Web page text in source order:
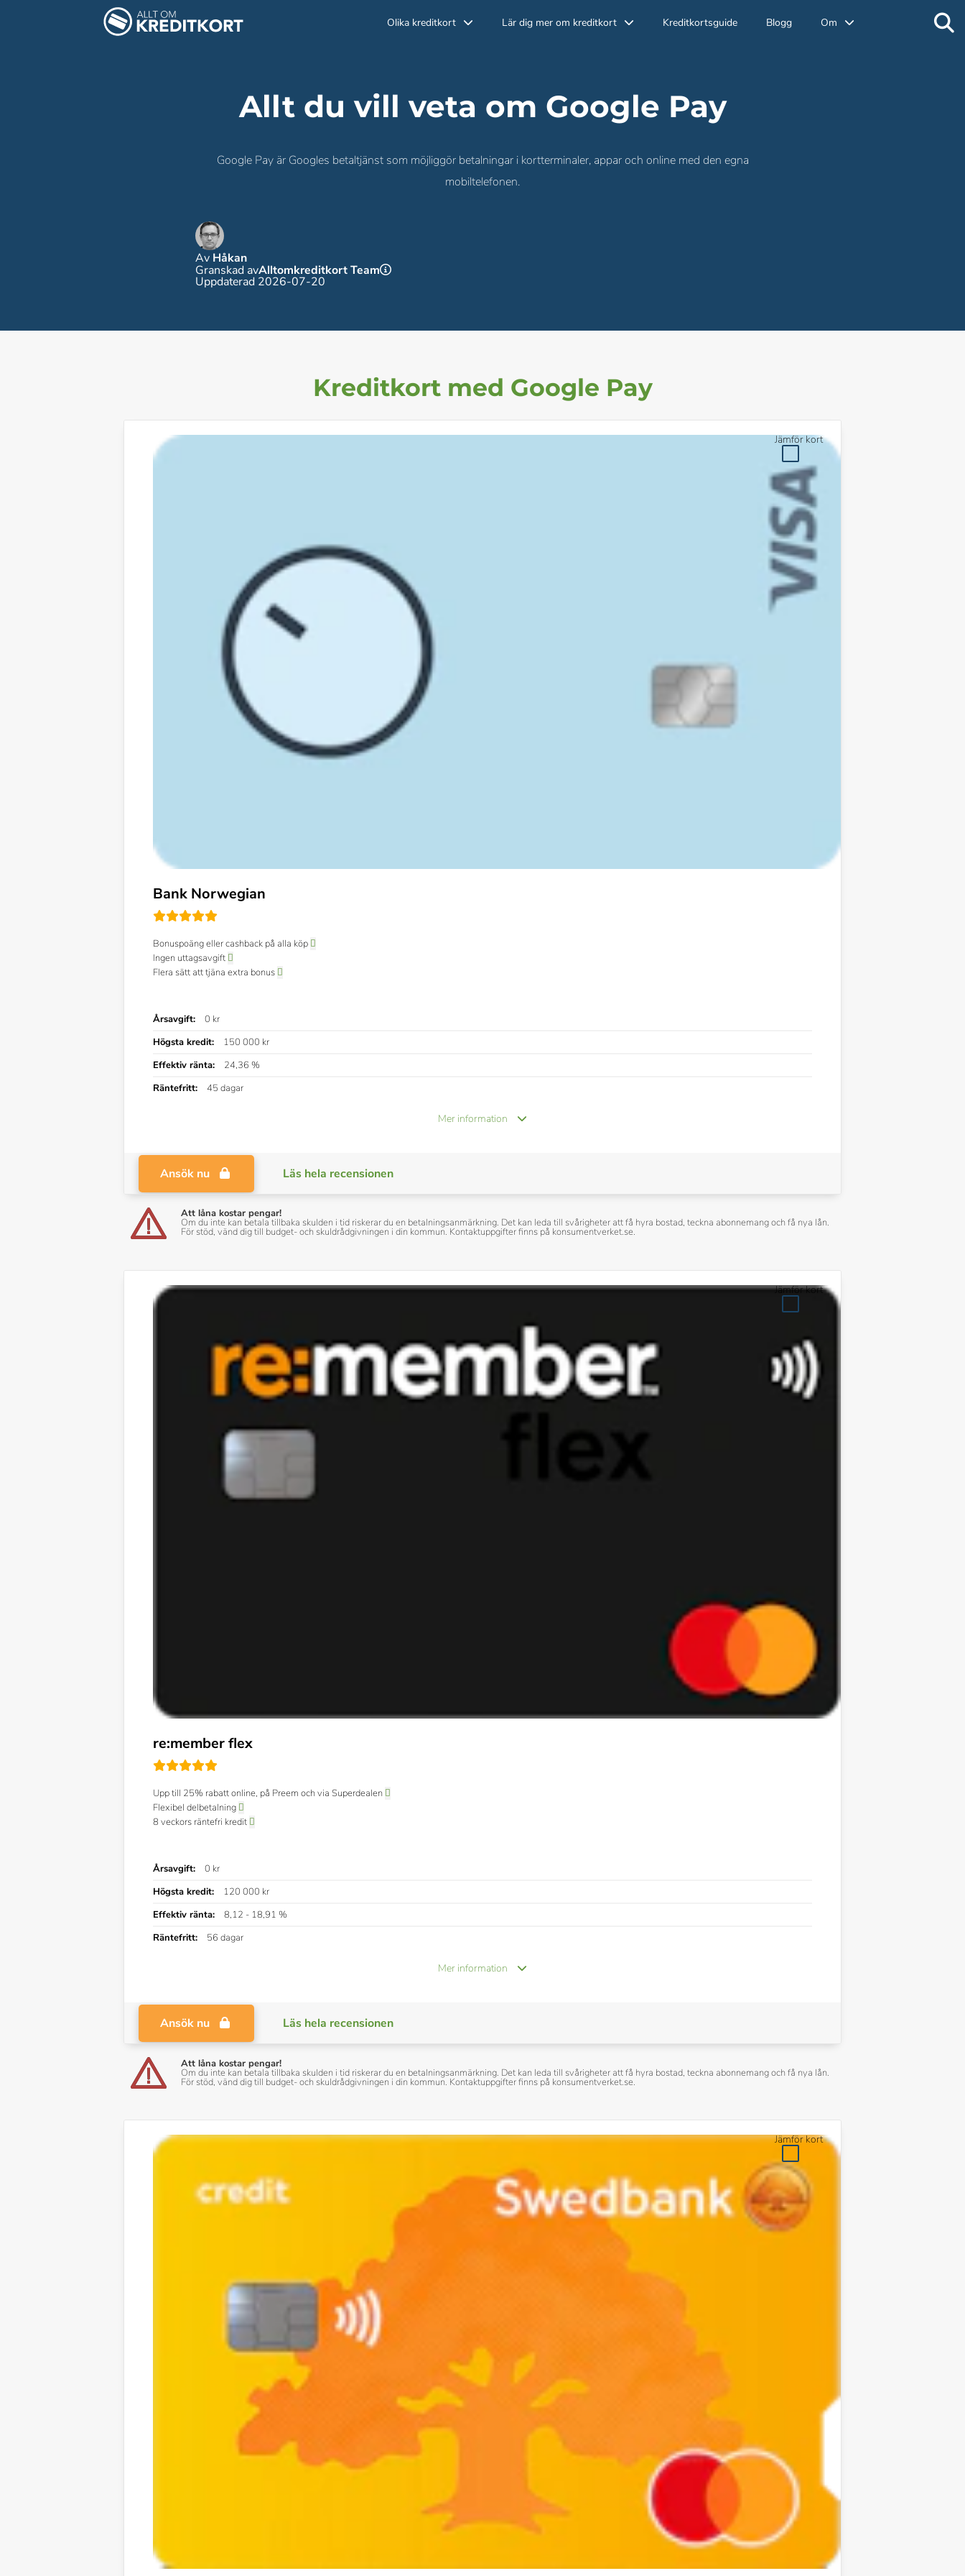
Olika kreditkort Lär dig mer om kreditkort Kreditkortsguide Blogg Om
Allt du vill veta om Google Pay
Google Pay är Googles betaltjänst som möjliggör betalningar i kortterminaler, appar och online med den egna
mobiltelefonen.
Av Håkan
Granskad avAlltomkreditkort Team
Uppdaterad 2026-07-20
Kreditkort med Google Pay
Bank Norwegian
Bonuspoäng eller cashback på alla köp
Ingen uttagsavgift
Flera sätt att tjäna extra bonus
Årsavgift:
0 kr
Högsta kredit:
150 000 kr
Effektiv ränta:
24,36 %
Räntefritt:
45 dagar
Mer information
Ansök nu Läs hela recensionen
Jämför kort
Att låna kostar pengar!
Om du inte kan betala tillbaka skulden i tid riskerar du en betalningsanmärkning. Det kan leda till svårigheter att få hyra bostad, teckna abonnemang och få nya lån.
För stöd, vänd dig till budget- och skuldrådgivningen i din kommun. Kontaktuppgifter finns på konsumentverket.se.
re:member flex
Upp till 25% rabatt online, på Preem och via Superdealen
Flexibel delbetalning
8 veckors räntefri kredit
Årsavgift:
0 kr
Högsta kredit:
120 000 kr
Effektiv ränta:
8,12 - 18,91 %
Räntefritt:
56 dagar
Mer information
Ansök nu Läs hela recensionen
Jämför kort
Att låna kostar pengar!
Om du inte kan betala tillbaka skulden i tid riskerar du en betalningsanmärkning. Det kan leda till svårigheter att få hyra bostad, teckna abonnemang och få nya lån.
För stöd, vänd dig till budget- och skuldrådgivningen i din kommun. Kontaktuppgifter finns på konsumentverket.se.
Jämför kort